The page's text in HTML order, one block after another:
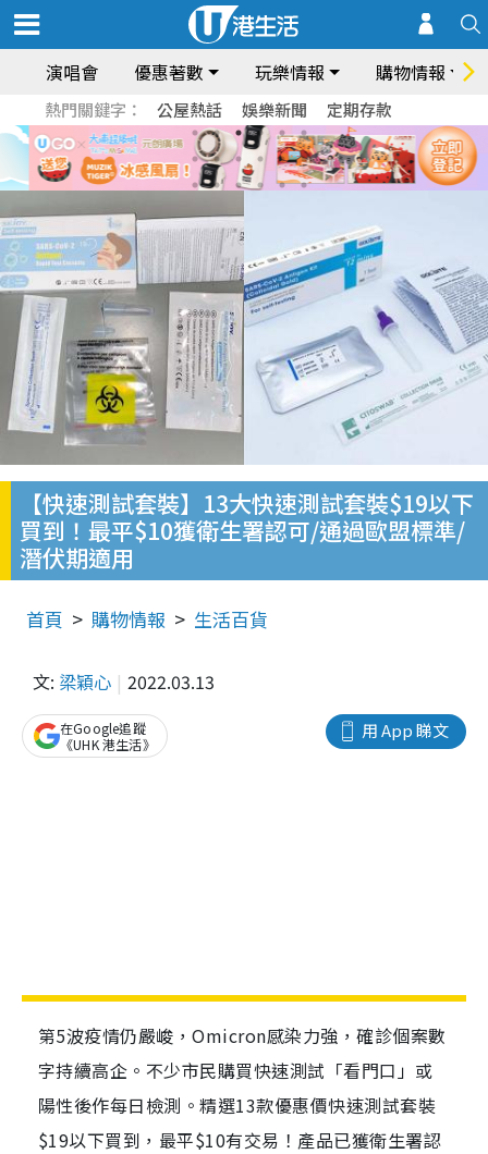
演唱會 優惠著數 玩樂情報 購物情報
熱門關鍵字： 公屋熱話 娛樂新聞 定期存款
【快速測試套裝】13大快速測試套裝$19以下
買到！最平$10獲衛生署認可/通過歐盟標準/
潛伏期適用
首頁 購物情報 生活百貨
文: 梁穎心 2022.03.13
用 App 睇文
在Google追蹤
《UHK 港生活》
第5波疫情仍嚴峻，Omicron感染力強，確診個案數
字持續高企。不少市民購買快速測試「看門口」或
陽性後作每日檢測。精選13款優惠價快速測試套裝
$19以下買到，最平$10有交易！產品已獲衛生署認